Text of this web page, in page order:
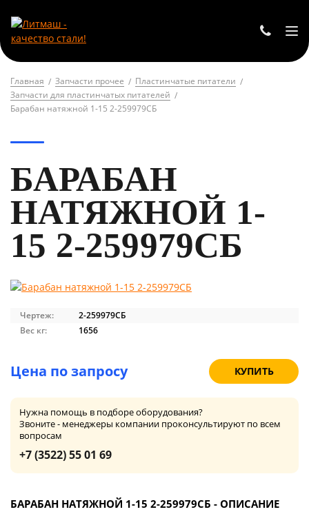
Главная Запчасти прочее
Пластинчатые питатели
Запчасти для пластинчатых питателей
Барабан натяжной 1-15 2-259979СБ
БАРАБАН
НАТЯЖНОЙ 1-
15 2-259979СБ
Чертеж:
2-259979СБ
Вес кг:
1656
Цена по запросу КУПИТЬ
Нужна помощь в подборе оборудования?
Звоните - менеджеры компании проконсультируют по всем
вопросам
+7 (3522) 55 01 69
БАРАБАН НАТЯЖНОЙ 1-15 2-259979СБ - ОПИСАНИЕ